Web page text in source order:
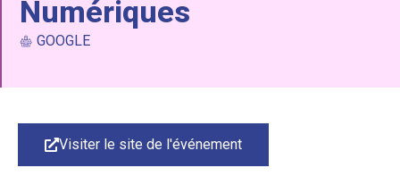
Numériques
GOOGLE
Visiter le site de l'événement